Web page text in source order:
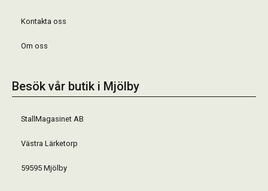
Kontakta oss
Om oss
Besök vår butik i Mjölby
StallMagasinet AB
Västra Lärketorp
59595 Mjölby